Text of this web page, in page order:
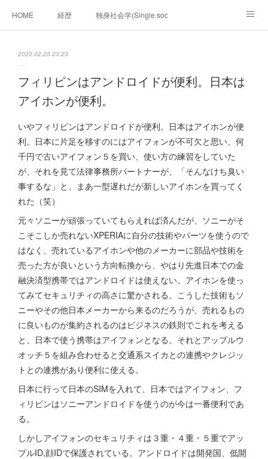
HOME 経歴 独身社会学(Single sociology)と高齢化社会学
移動出来て、工場で作る建物。未来２１００研究所
「心神の夢想２０２０」 フィリピンマンションは買うべきでは無い理由は全
海外生活の掟
フィリピンの問題点 フィリピンの歴史
フィリピン経済談義 ファッションを考える 漫画
未来２１００研究所他のアイデアマニラ男の手料理 総集編
https://globalclub.amebaownd.com/
2020.02.25 23:23
フィリピンはアンドロイドが便利。日本は
アイホンが便利。
いやフィリピンはアンドロイドが便利。日本はアイホンが便
利。日本に片足を移すのにはアイフォンが不可欠と思い、何
千円で古いアイフォン５を買い、使い方の練習をしていた
が、それを見て法律事務所パートナーが、「そんなけち臭い
事するな」と、まあ一型遅れだが新しいアイホンを買ってく
れた（笑）
元々ソニーが頑張っていてもらえれば済んだが、ソニーがそ
こそこしか売れないXPERIAに自分の技術やパーツを使うので
はなく、売れているアイホンや他のメーカーに部品や技術を
売った方が良いという方向転換から、やはり先進日本での金
融決済型携帯ではアンドロイドは使えない。アイホンを使っ
てみてセキュリチィの高さに驚かされる。こうした技術もソ
ニーやその他日本メーカーから来るのだろうが、売れるもの
に良いものが集約されるのはビジネスの鉄則でこれを考える
と、日本で使う携帯はアイフォンとなる。それとアップルウ
オッチ５を組み合わせると交通系スイカとの連携やクレジッ
トとの連携があり便利に使える。
日本に行って日本のSIMを入れて、日本ではアイフォン、フ
ィリピンはソニーアンドロイドを使うのが今は一番便利であ
る。
しかしアイフォンのセキュリチィは３重・４重・５重でアッ
プルID,顔IDで保護されている。アンドロイドは開発国、低開